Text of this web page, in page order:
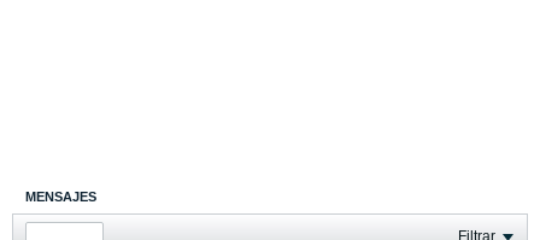
MENSAJES
ÚLTIMA ACTIVIDAD Filtrar